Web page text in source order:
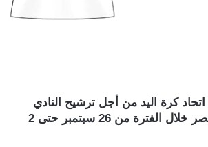
كرة اليد من أجل ترشيح النادي
للمشاركة فى بطولة كأس العالم للأندية، المقرر إقامتها فى مصر خلال الفترة من 26 سبتمبر حتى 2